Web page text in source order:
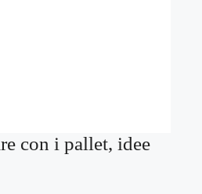
con i pallet, idee